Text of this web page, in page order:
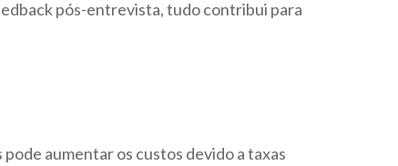
pós-entrevista, tudo contribui para
aumentar os custos devido a taxas